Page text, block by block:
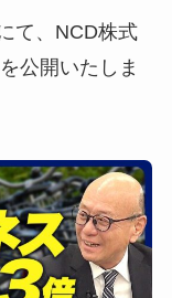
て、NCD株式
公開いたしま